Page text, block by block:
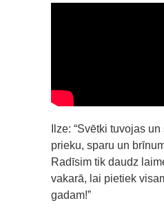
Ilze: “Svētki tuvojas
prieku, sparu un
Radīsim tik daudz
vakarā, lai pietiek
gadam!”